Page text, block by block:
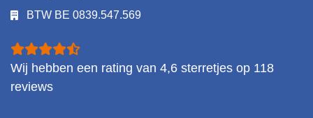
BTW BE 0839.547.569
Wij hebben een rating van 4,6 sterretjes op 118
reviews